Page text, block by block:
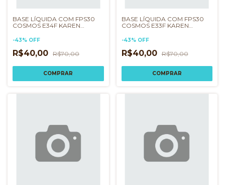
BASE LÍQUIDA COM FPS30
COSMOS E34F KAREN
-43% OFF
R$40,00 R$70,00
BASE LÍQUIDA COM FPS30
COSMOS E33F KAREN
-43% OFF
R$40,00 R$70,00